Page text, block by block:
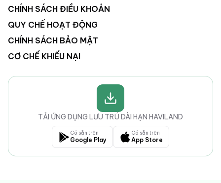
CHÍNH SÁCH ĐIỀU KHOẢN
QUY CHẾ HOẠT ĐỘNG
CHÍNH SÁCH BẢO MẬT
CƠ CHẾ KHIẾU NẠI
TẢI ỨNG DỤNG LƯU TRÚ DÀI HẠN HAVILAND
Có sẵn trên
Google Play
Có sẵn trên
App Store